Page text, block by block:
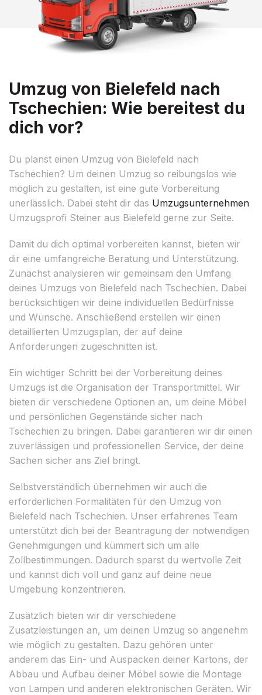
Umzug von Bielefeld nach
Tschechien: Wie bereitest du
dich vor?
Du planst einen Umzug von Bielefeld nach
Tschechien? Um deinen Umzug so reibungslos wie
möglich zu gestalten, ist eine gute Vorbereitung
unerlässlich. Dabei steht dir das Umzugsunternehmen
Umzugsprofi Steiner aus Bielefeld gerne zur Seite.
Damit du dich optimal vorbereiten kannst, bieten wir
dir eine umfangreiche Beratung und Unterstützung.
Zunächst analysieren wir gemeinsam den Umfang
deines Umzugs von Bielefeld nach Tschechien. Dabei
berücksichtigen wir deine individuellen Bedürfnisse
und Wünsche. Anschließend erstellen wir einen
detaillierten Umzugsplan, der auf deine
Anforderungen zugeschnitten ist.
Ein wichtiger Schritt bei der Vorbereitung deines
Umzugs ist die Organisation der Transportmittel. Wir
bieten dir verschiedene Optionen an, um deine Möbel
und persönlichen Gegenstände sicher nach
Tschechien zu bringen. Dabei garantieren wir dir einen
zuverlässigen und professionellen Service, der deine
Sachen sicher ans Ziel bringt.
Selbstverständlich übernehmen wir auch die
erforderlichen Formalitäten für den Umzug von
Bielefeld nach Tschechien. Unser erfahrenes Team
unterstützt dich bei der Beantragung der notwendigen
Genehmigungen und kümmert sich um alle
Zollbestimmungen. Dadurch sparst du wertvolle Zeit
und kannst dich voll und ganz auf deine neue
Umgebung konzentrieren.
Zusätzlich bieten wir dir verschiedene
Zusatzleistungen an, um deinen Umzug so angenehm
wie möglich zu gestalten. Dazu gehören unter
anderem das Ein- und Auspacken deiner Kartons, der
Abbau und Aufbau deiner Möbel sowie die Montage
von Lampen und anderen elektronischen Geräten. Wir